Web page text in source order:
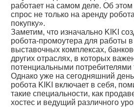
работает на самом деле. Об
спрос не только на аренду
покупку».
Заметим, что изначально KIKI
робота-промоутера для работы в
выставочных комплексах,
других отраслях, в которых
потенциальными потребителями
Однако уже на сегодняшний
робота KIKI включает в себя,
такие специальности, как
хостес и ведущий различного